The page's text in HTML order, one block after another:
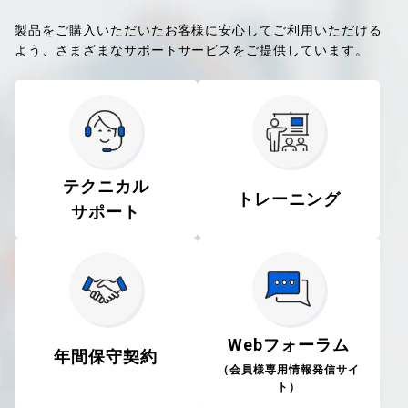
製品をご購入いただいたお客様に安心してご利用いただける
よう、さまざまなサポートサービスをご提供しています。
テクニカル
サポート
トレーニング
年間保守契約
Webフォーラム
（会員様専用情報発信サイ
ト）